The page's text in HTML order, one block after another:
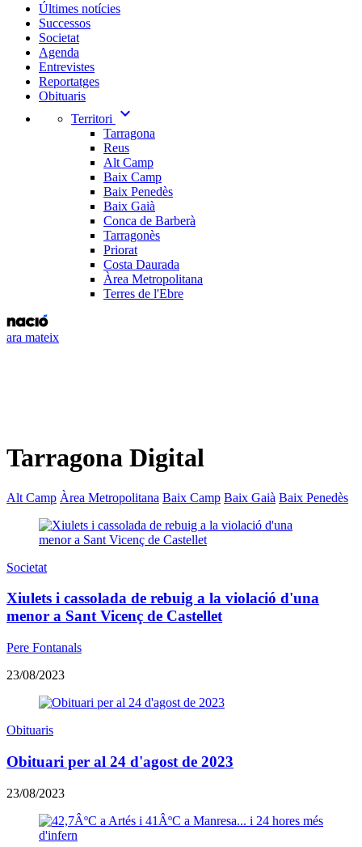
Últimes notícies
Successos
Societat
Agenda
Entrevistes
Reportatges
Obituaris
Territori
expand_more
Tarragona
Reus
Alt Camp
Baix Camp
Baix Penedès
Baix Gaià
Conca de Barberà
Tarragonès
Priorat
Costa Daurada
Àrea Metropolitana
Terres de l'Ebre
ara mateix
Tarragona Digital
Alt Camp Àrea Metropolitana Baix Camp Baix Gaià Baix Penedès
Societat
Xiulets i cassolada de rebuig a la violació d'una
menor a Sant Vicenç de Castellet
Pere Fontanals
23/08/2023
Obituaris
Obituari per al 24 d'agost de 2023
23/08/2023